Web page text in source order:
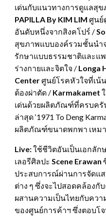
เด่นกับแนวทางการดูแลสุ
PAPILLA By KIM LIM ศูนย์
อันดับหนึ่งจากสิงคโปร์ /
สุขภาพแบบองค์รวมชั้นนำ
รักษาแบบธรรมชาติและแ
ร่างกายและจิตใจ / Longa
Centerศูนย์โรคหัวใจที่เน้
ต้องผ่าตัด / Karmakamet
เด่นด้วยผลิตภัณฑ์ที่ครบครั
ล่าสุด ‘1971 To Deng
ผลิตภัณฑ์ขนาดพกพา เหม
Live:ใช้ชีวิตอันเป็นเอกลั
เลอรีศิลปะ Scene Erawan
ประสบการณ์ผ่านการจัดแ
ต่าง ๆ ซึ่งจะไปสอดคล้องกั
ผสานความเป็นไทยกับคว
ของศูนย์การค้าฯ ซึ่งตอบโ